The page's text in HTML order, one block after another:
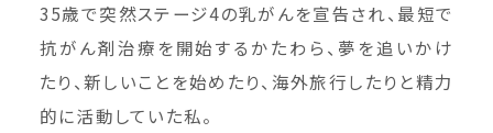
35歳で突然ステージ4の乳がんを宣告され、最短で
抗がん剤治療を開始するかたわら、夢を追いかけ
たり、新しいことを始めたり、海外旅行したりと精力
的に活動していた私。